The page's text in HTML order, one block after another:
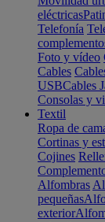
eléctricas
Telefonía
Foto y vídeo
Cables
USBCables
Consolas y
Textil
Ropa de
Cortinas y
Cojines
Alfombras
pequeñas
exterior